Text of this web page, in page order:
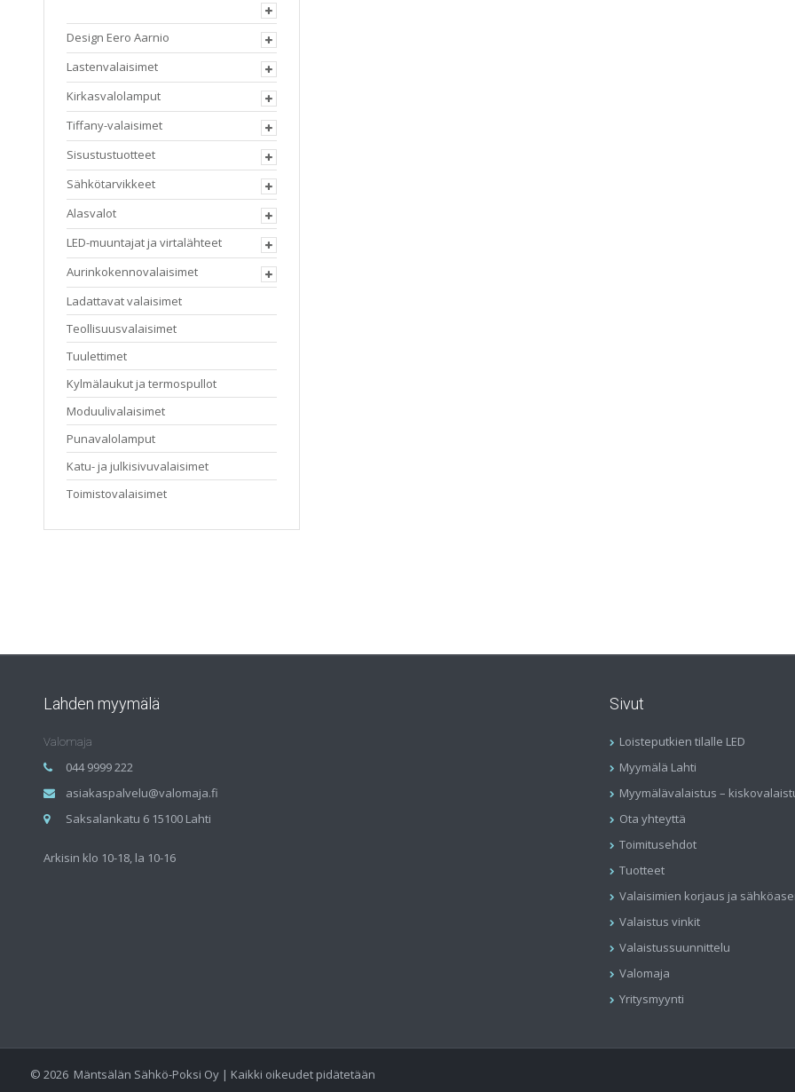
Design Eero Aarnio
Lastenvalaisimet
Kirkasvalolamput
Tiffany-valaisimet
Sisustustuotteet
Sähkötarvikkeet
Alasvalot
LED-muuntajat ja virtalähteet
Aurinkokennovalaisimet
Ladattavat valaisimet
Teollisuusvalaisimet
Tuulettimet
Kylmälaukut ja termospullot
Moduulivalaisimet
Punavalolamput
Katu- ja julkisivuvalaisimet
Toimistovalaisimet
Lahden myymälä
Valomaja
044 9999 222
asiakaspalvelu@valomaja.fi
Saksalankatu 6 15100 Lahti
Arkisin klo 10-18, la 10-16
Sivut
Loisteputkien tilalle LED
Myymälä Lahti
Myymälävalaistus –
Ota yhteyttä
Toimitusehdot
Tuotteet
Valaisimien korjaus ja
Valaistus vinkit
Valaistussuunnittelu
Valomaja
Yritysmyynti
© 2026 Mäntsälän Sähkö-Poksi Oy | Kaikki oikeudet pidätetään